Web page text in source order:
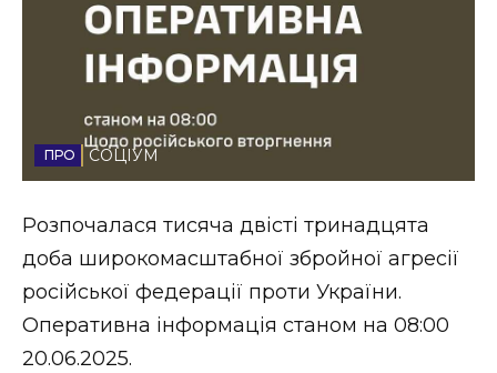
Політика
Соціум
Спорт
Стиль життя
Втрачений Ужгород
Втрачений Ужгород (відеоверсія)
СОЦІУМ
Розпочалася тисяча двісті тринадцята
доба широкомасштабної збройної агресії
російської федерації проти України.
Оперативна інформація станом на 08:00
20.06.2025.